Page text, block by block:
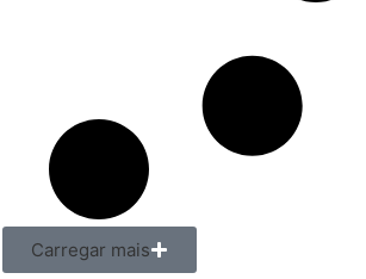
Carregar mais